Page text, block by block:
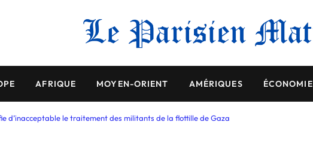
AFRIQUE MOYEN-ORIENT AMÉRIQUES ÉCONOMIE
d’inacceptable le traitement des militants de la flottille de Gaza